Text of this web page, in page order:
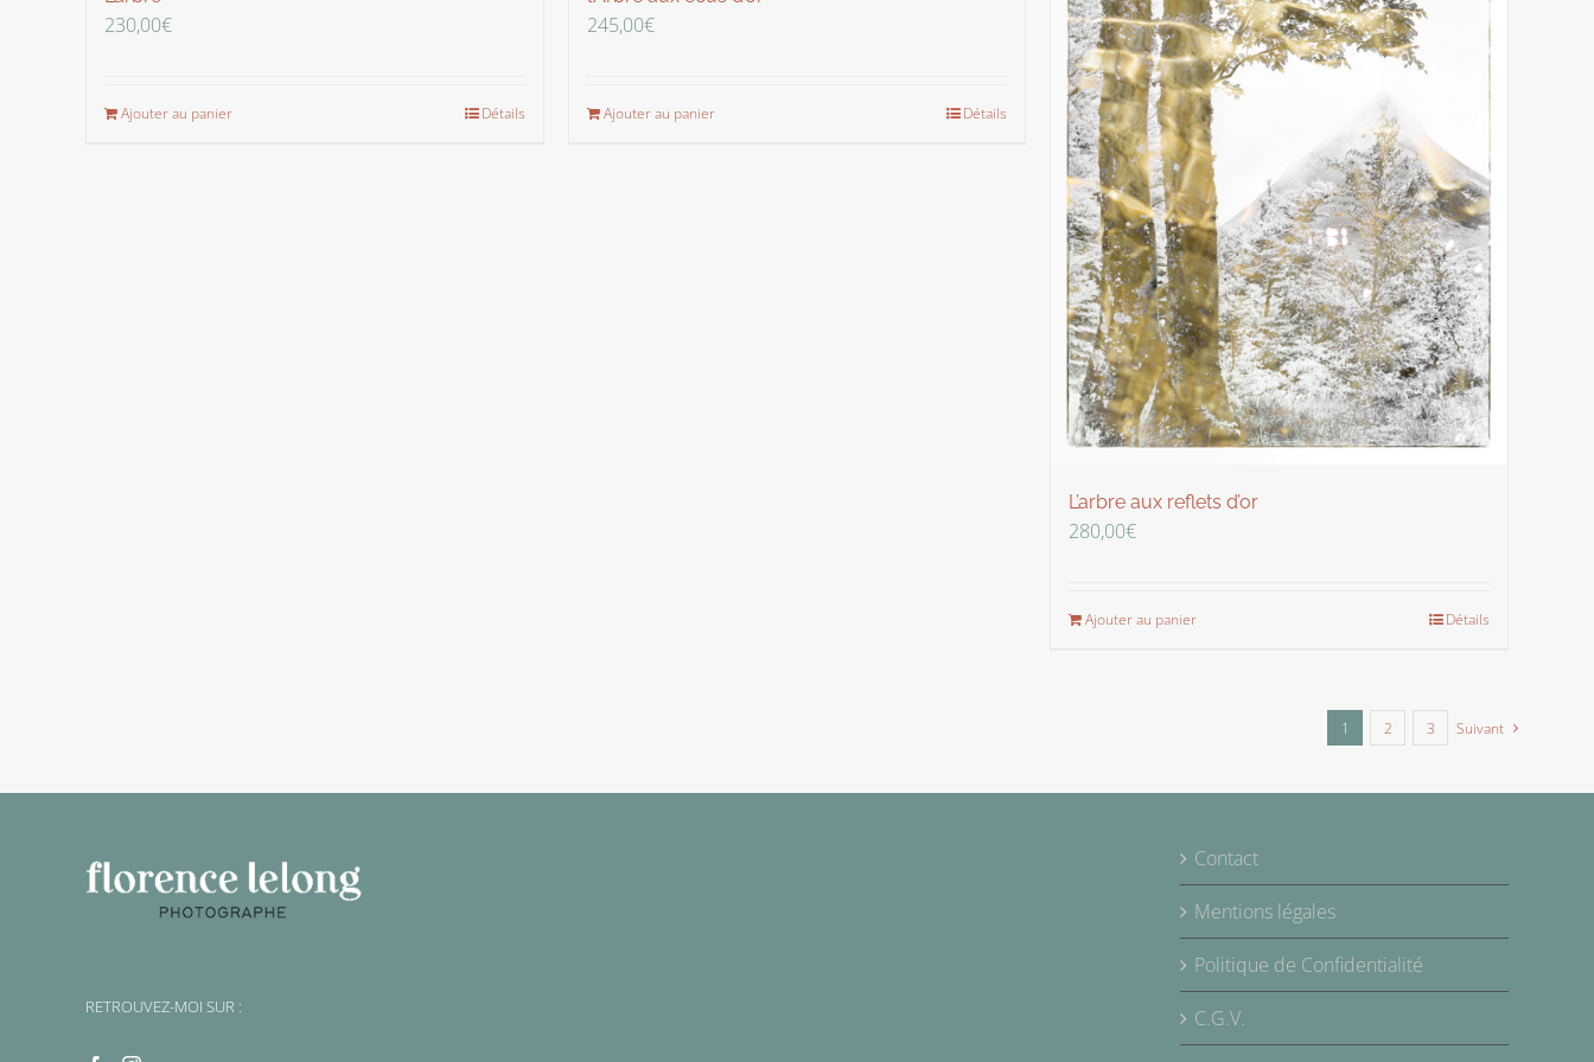
230,00€
Ajouter au panier Détails
245,00€
Ajouter au panier Détails
L’arbre aux reflets d’or
280,00€
Ajouter au panier Détails
1 2 3 Suivant
RETROUVEZ-MOI SUR :
Contact
Mentions légales
Politique de Confidentialité
C.G.V.